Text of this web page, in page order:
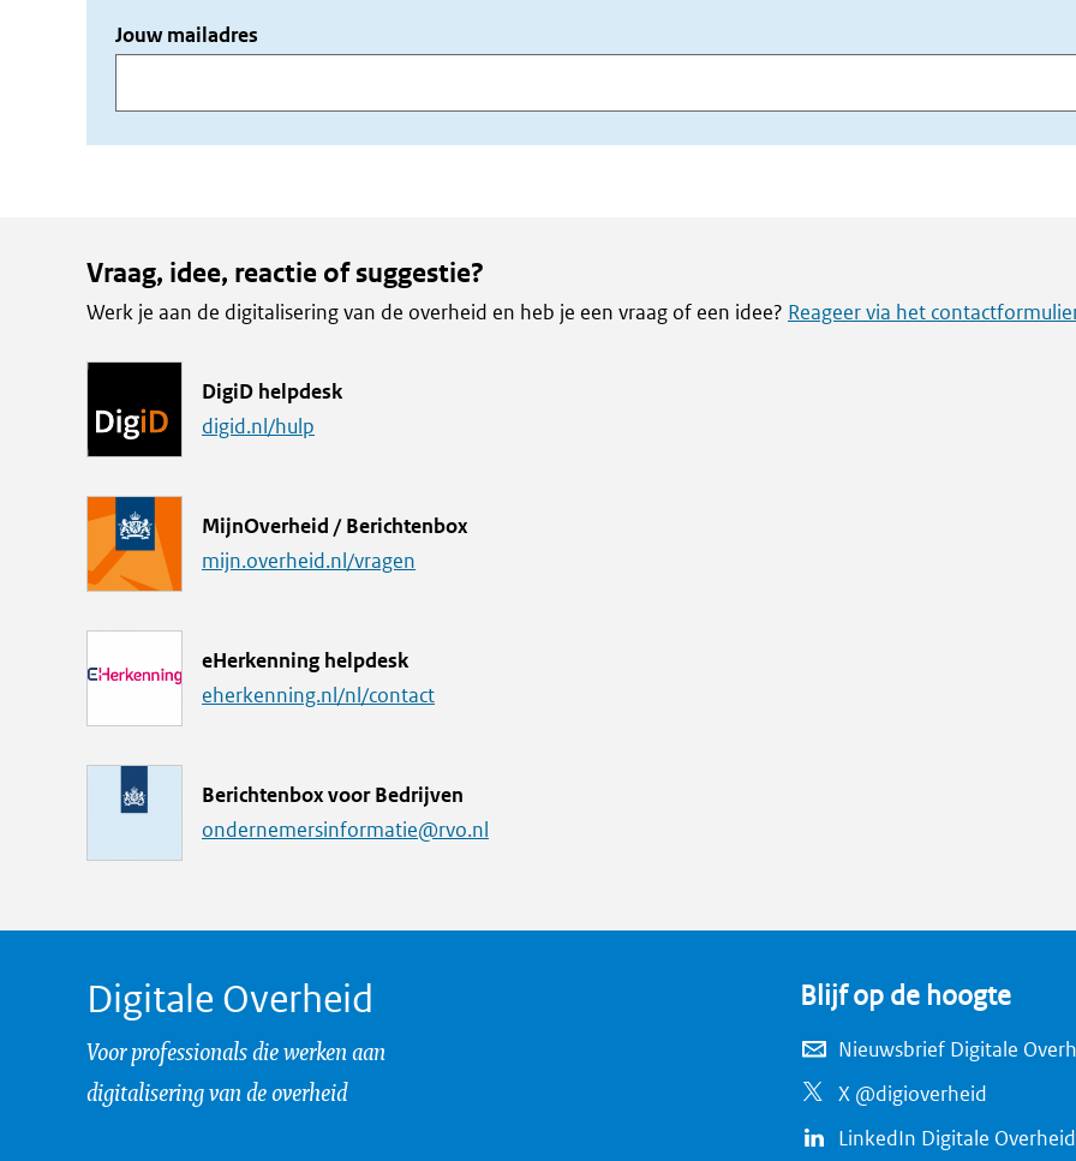
Jouw mailadres
Vraag, idee, reactie of suggestie?
Werk je aan de digitalisering van de overheid en heb je een vraag of een idee? Reageer via het
L
i
DigiD helpdesk
digid.nl/hulp
L
i
MijnOverheid / Berichtenbox
mijn.overheid.nl/vragen
L
i
eHerkenning helpdesk
eherkenning.nl/nl/contact
M
a
a
r
Berichtenbox voor Bedrijven
ondernemersinformatie@rvo.nl
Digitale Overheid
Voor professionals die werken aan
digitalisering van de overheid
Blijf op de hoogte
Nieuwsbrief Digitale
X @digioverheid
LinkedIn Digitale Overheid